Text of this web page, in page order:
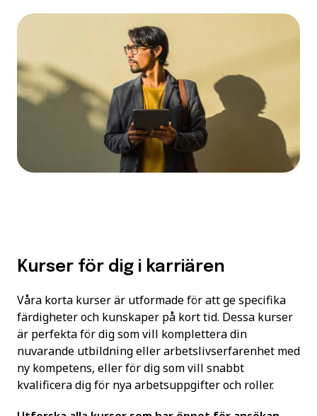
Kurser för dig i karriären
Våra korta kurser är utformade för att ge specifika
färdigheter och kunskaper på kort tid. Dessa kurser
är perfekta för dig som vill komplettera din
nuvarande utbildning eller arbetslivserfarenhet med
ny kompetens, eller för dig som vill snabbt
kvalificera dig för nya arbetsuppgifter och roller.